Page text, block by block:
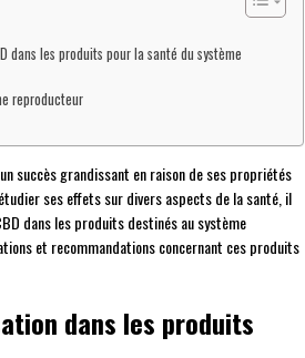
dans les produits pour la santé du système
reproducteur
succès grandissant en raison de ses propriétés
ses effets sur divers aspects de la santé, il
dans les produits destinés au système
et recommandations concernant ces produits
dans les produits